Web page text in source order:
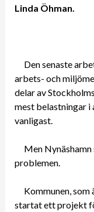
Linda Öhman.
Den senaste
arbets- och
delar av
mest belastningar
vanligast.
Men
problemen.
Kommunen,
startat ett projekt